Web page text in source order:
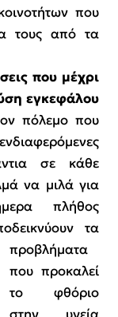
που
τους από τα
που μέχρι
εγκεφάλου
πόλεμο που
σε κάθε
να μιλά για
πλήθος
τα
προβλήματα
που προκαλεί
το φθόριο